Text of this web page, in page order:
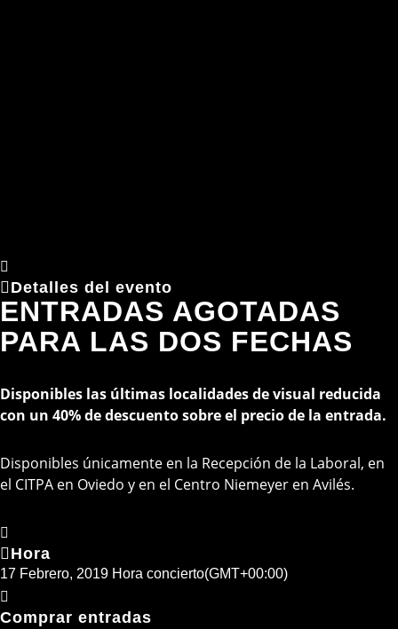
Detalles del evento
ENTRADAS AGOTADAS
PARA LAS DOS FECHAS
Disponibles las últimas localidades de visual reducida
con un 40% de descuento sobre el precio de la entrada.
Disponibles únicamente en la Recepción de la Laboral, en
el CITPA en Oviedo y en el Centro Niemeyer en Avilés.
Hora
17 Febrero, 2019 Hora concierto(GMT+00:00)
Comprar entradas